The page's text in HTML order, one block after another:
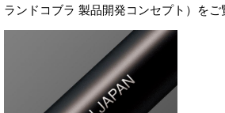
ランドコブラ 製品開発コンセプト）をご